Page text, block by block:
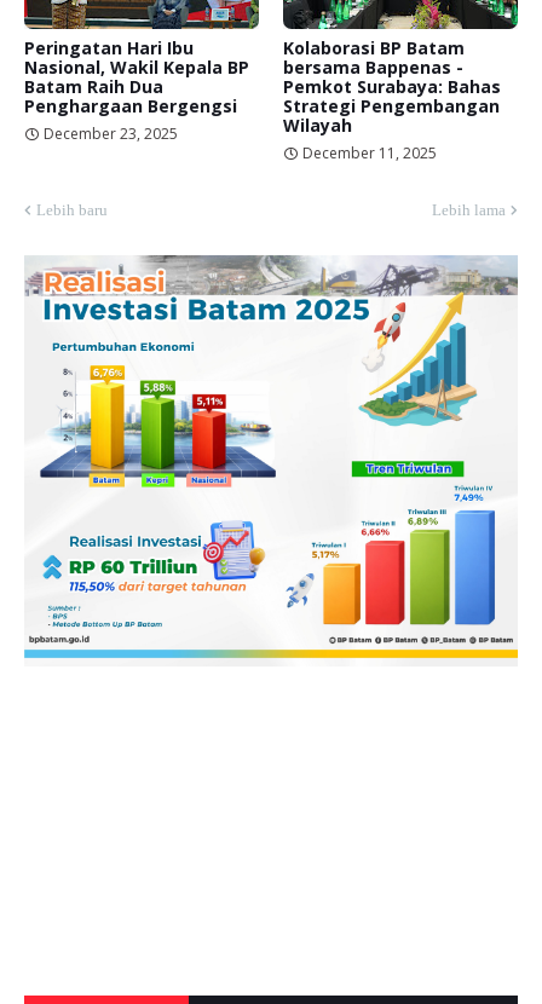
Peringatan Hari Ibu
Nasional, Wakil Kepala BP
Batam Raih Dua
Penghargaan Bergengsi
December 23, 2025
Kolaborasi BP Batam
bersama Bappenas -
Pemkot Surabaya: Bahas
Strategi Pengembangan
Wilayah
December 11, 2025
Lebih baru Lebih lama